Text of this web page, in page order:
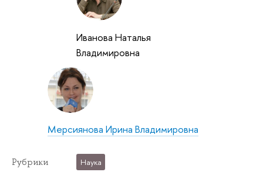
Иванова Наталья
Владимировна
Мерсиянова Ирина Владимировна
Рубрики Наука